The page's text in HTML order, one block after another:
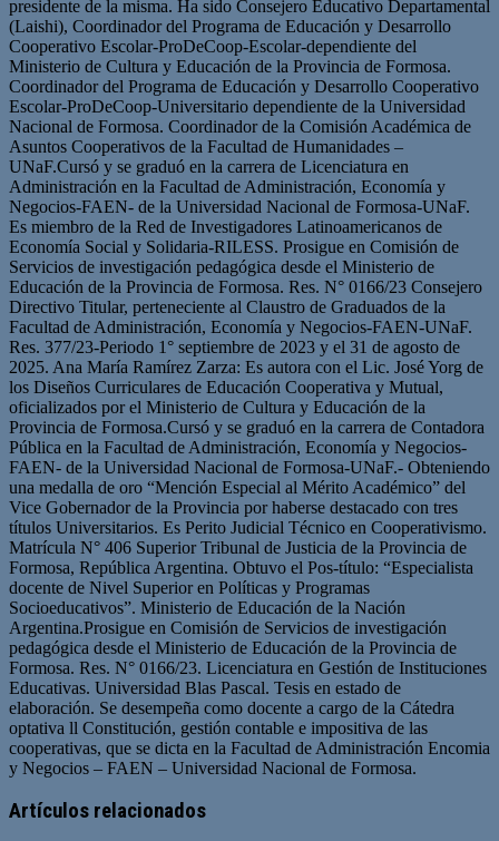
presidente de la misma. Ha sido Consejero Educativo Departamental
(Laishi), Coordinador del Programa de Educación y Desarrollo
Cooperativo Escolar-ProDeCoop-Escolar-dependiente del
Ministerio de Cultura y Educación de la Provincia de Formosa.
Coordinador del Programa de Educación y Desarrollo Cooperativo
Escolar-ProDeCoop-Universitario dependiente de la Universidad
Nacional de Formosa. Coordinador de la Comisión Académica de
Asuntos Cooperativos de la Facultad de Humanidades –
UNaF.Cursó y se graduó en la carrera de Licenciatura en
Administración en la Facultad de Administración, Economía y
Negocios-FAEN- de la Universidad Nacional de Formosa-UNaF.
Es miembro de la Red de Investigadores Latinoamericanos de
Economía Social y Solidaria-RILESS. Prosigue en Comisión de
Servicios de investigación pedagógica desde el Ministerio de
Educación de la Provincia de Formosa. Res. N° 0166/23 Consejero
Directivo Titular, perteneciente al Claustro de Graduados de la
Facultad de Administración, Economía y Negocios-FAEN-UNaF.
Res. 377/23-Periodo 1° septiembre de 2023 y el 31 de agosto de
2025. Ana María Ramírez Zarza: Es autora con el Lic. José Yorg de
los Diseños Curriculares de Educación Cooperativa y Mutual,
oficializados por el Ministerio de Cultura y Educación de la
Provincia de Formosa.Cursó y se graduó en la carrera de Contadora
Pública en la Facultad de Administración, Economía y Negocios-
FAEN- de la Universidad Nacional de Formosa-UNaF.- Obteniendo
una medalla de oro “Mención Especial al Mérito Académico” del
Vice Gobernador de la Provincia por haberse destacado con tres
títulos Universitarios. Es Perito Judicial Técnico en Cooperativismo.
Matrícula N° 406 Superior Tribunal de Justicia de la Provincia de
Formosa, República Argentina. Obtuvo el Pos-título: “Especialista
docente de Nivel Superior en Políticas y Programas
Socioeducativos”. Ministerio de Educación de la Nación
Argentina.Prosigue en Comisión de Servicios de investigación
pedagógica desde el Ministerio de Educación de la Provincia de
Formosa. Res. N° 0166/23. Licenciatura en Gestión de Instituciones
Educativas. Universidad Blas Pascal. Tesis en estado de
elaboración. Se desempeña como docente a cargo de la Cátedra
optativa ll Constitución, gestión contable e impositiva de las
cooperativas, que se dicta en la Facultad de Administración Encomia
y Negocios – FAEN – Universidad Nacional de Formosa.
Artículos relacionados